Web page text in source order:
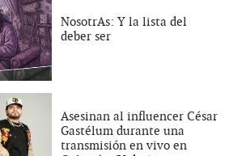
NosotrAs: Y la lista del
deber ser
Asesinan al influencer César
Gastélum durante una
transmisión en vivo en